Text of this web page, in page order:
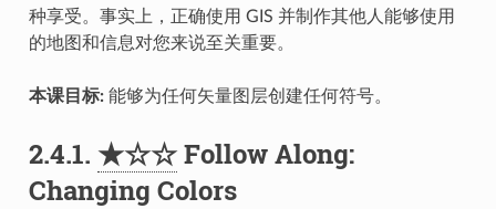
种享受。事实上，正确使用 GIS 并制作其他人能够使用
的地图和信息对您来说至关重要。
本课目标:能够为任何矢量图层创建任何符号。
2.4.1. ★☆☆Follow Along:
Changing Colors